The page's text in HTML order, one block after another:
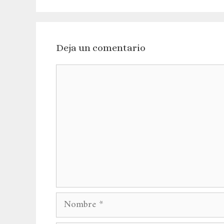
Deja un comentario
Comentario
Nombre